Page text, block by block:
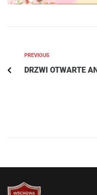
PREVIOUS
DRZWI OTWARTE